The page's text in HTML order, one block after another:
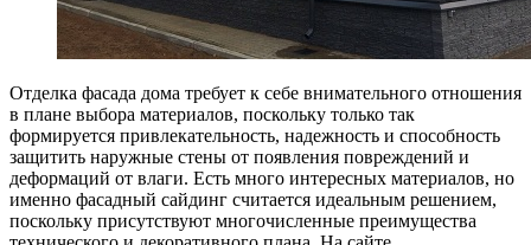
Отделка фасада дома требует к себе внимательного отношения
в плане выбора материалов, поскольку только так
формируется привлекательность, надежность и способность
защитить наружные стены от появления повреждений и
деформаций от влаги. Есть много интересных материалов, но
именно фасадный сайдинг считается идеальным решением,
поскольку присутствуют многочисленные преимущества